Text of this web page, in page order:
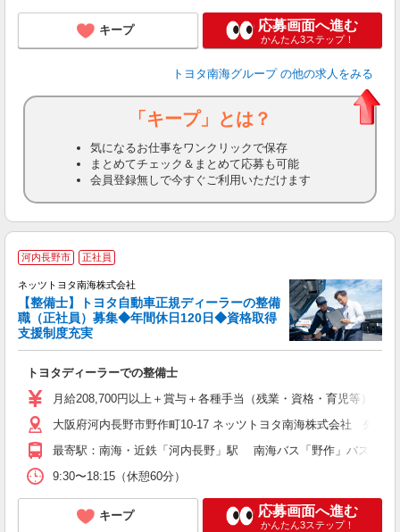
キープ 応募画面へ進む
かんたん3ステップ！
トヨタ南海グループ の他の求人をみる
「キープ」とは？
気になるお仕事をワンクリックで保存
まとめてチェック＆まとめて応募も可能
会員登録無しで今すぐご利用いただけます
河内長野市 正社員
ネッツトヨタ南海株式会社
【整備士】トヨタ自動車正規ディーラーの整備
職（正社員）募集◆年間休日120日◆資格取得
支援制度充実
トヨタディーラーでの整備士
月給208,700円以上＋賞与＋各種手当（残業・資格・育児等） ※
大阪府河内長野市野作町10-17 ネッツトヨタ南海株式会社 外
最寄駅：南海・近鉄「河内長野」駅 南海バス「野作」バス停よ
9:30〜18:15（休憩60分）
キープ 応募画面へ進む
かんたん3ステップ！